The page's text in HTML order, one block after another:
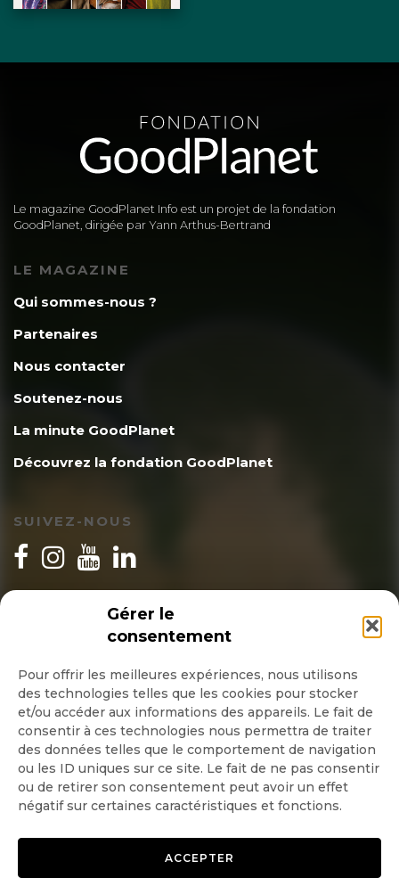
Gérer le
consentement
Pour offrir les meilleures expériences, nous utilisons
des technologies telles que les cookies pour stocker
et/ou accéder aux informations des appareils. Le fait de
consentir à ces technologies nous permettra de traiter
des données telles que le comportement de navigation
ou les ID uniques sur ce site. Le fait de ne pas consentir
ou de retirer son consentement peut avoir un effet
négatif sur certaines caractéristiques et fonctions.
ACCEPTER
Le magazine GoodPlanet Info est un projet de la fondation
GoodPlanet, dirigée par Yann Arthus-Bertrand
LE MAGAZINE
Qui sommes-nous ?
Partenaires
Nous contacter
Soutenez-nous
La minute GoodPlanet
Découvrez la fondation GoodPlanet
SUIVEZ-NOUS
INSCRIPTION NEWSLETTER
Quotidienne
Hebdo
OK